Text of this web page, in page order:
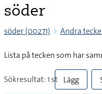
söder
söder (00271) Andra
Lista på tecken som har
Sökresultat: 1 st Lägg